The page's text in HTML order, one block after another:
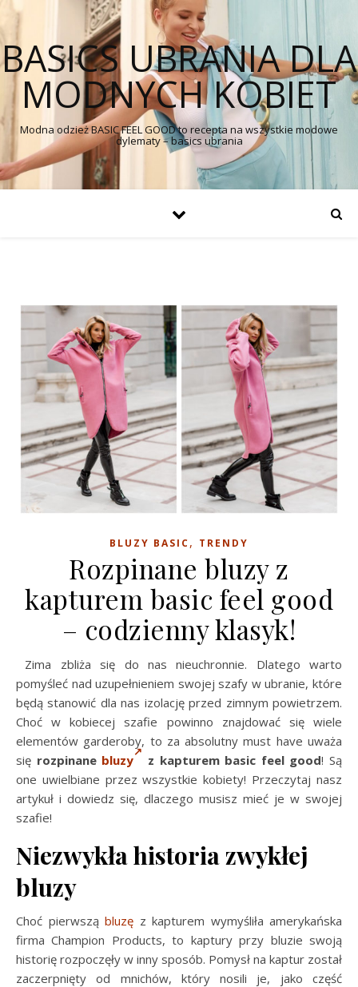
BASICS UBRANIA DLA
MODNYCH KOBIET
Modna odzież BASIC FEEL GOOD to recepta na wszystkie modowe
dylematy – basics ubrania
BLUZY BASIC, TRENDY
Rozpinane bluzy z
kapturem basic feel good
– codzienny klasyk!
Zima zbliża się do nas nieuchronnie. Dlatego warto
pomyśleć nad uzupełnieniem swojej szafy w ubranie, które
będą stanowić dla nas izolację przed zimnym powietrzem.
Choć w kobiecej szafie powinno znajdować się wiele
elementów garderoby, to za absolutny must have uważa
się rozpinane bluzy z kapturem basic feel good! Są
one uwielbiane przez wszystkie kobiety! Przeczytaj nasz
artykuł i dowiedz się, dlaczego musisz mieć je w swojej
szafie!
Niezwykła historia zwykłej
bluzy
Choć pierwszą bluzę z kapturem wymyśliła amerykańska
firma Champion Products, to kaptury przy bluzie swoją
historię rozpoczęły w inny sposób. Pomysł na kaptur został
zaczerpnięty od mnichów, który nosili je, jako część